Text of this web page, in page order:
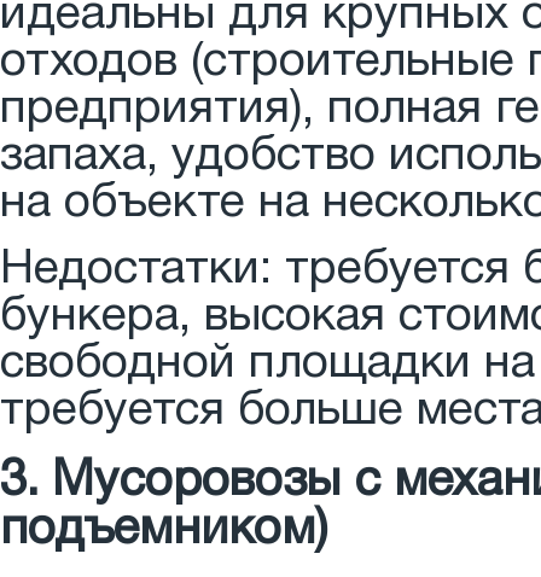
идеальны для крупных
отходов
предприятия), полная
запаха, удобство
на объекте на
Недостатки:
бункера, высокая
свободной площадки
требуется больше
3. Мусоровозы с
подъемником)